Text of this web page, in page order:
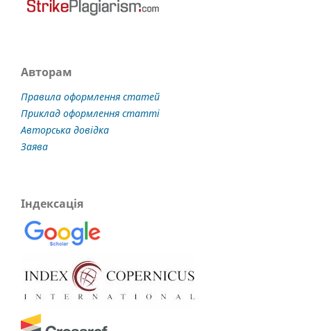
Авторам
Правила оформлення статей
Приклад оформлення статті
Авторська довідка
Заява
Індексація